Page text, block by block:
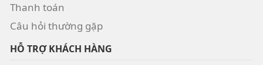
Thanh toán
Câu hỏi thường gặp
HỖ TRỢ KHÁCH HÀNG